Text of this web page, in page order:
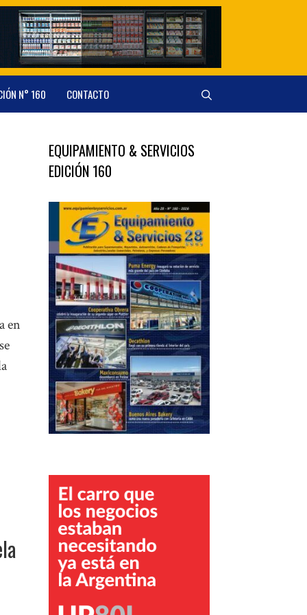
N° 160 CONTACTO
en
EQUIPAMIENTO & SERVICIOS
EDICIÓN 160